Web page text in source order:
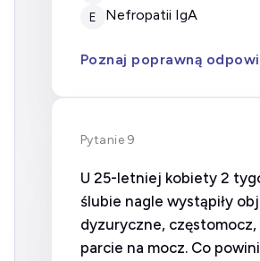
E nefropatii IgA
Poznaj poprawną
Pytanie 9
U 25-letniej kobiety 2
ślubie nagle wystąpiły
dyzuryczne, częstomocz,
parcie na mocz. Co